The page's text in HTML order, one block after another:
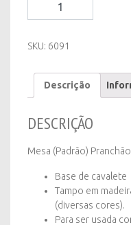
(Padrão)
com
de
Cavalete
-
quantity
SKU: 6091
Descrição
DESCRIÇÃO
Mesa (Padrão)
Base de cavalete
Tampo em
(diversas cores).
Para ser usada